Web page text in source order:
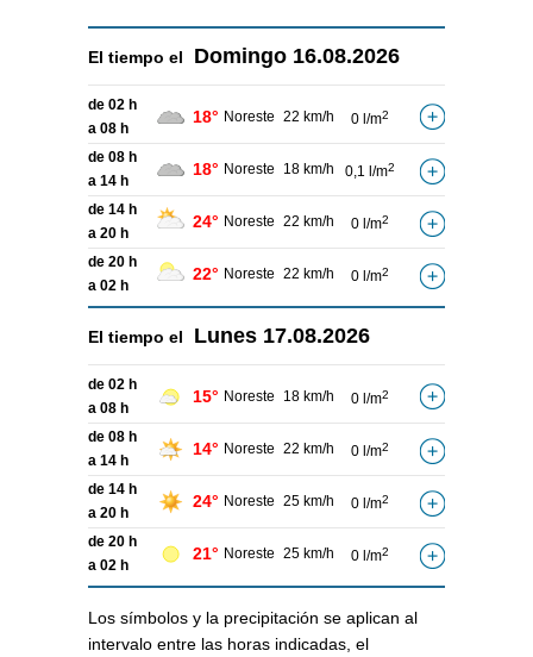
El tiempo el Domingo 16.08.2026
de 02 h
a 08 h
18° Noreste 22 km/h 0 l/m2
de 08 h
a 14 h
18° Noreste 18 km/h 0,1 l/m2
de 14 h
a 20 h
24° Noreste 22 km/h 0 l/m2
de 20 h
a 02 h
22° Noreste 22 km/h 0 l/m2
El tiempo el Lunes 17.08.2026
de 02 h
a 08 h
15° Noreste 18 km/h 0 l/m2
de 08 h
a 14 h
14° Noreste 22 km/h 0 l/m2
de 14 h
a 20 h
24° Noreste 25 km/h 0 l/m2
de 20 h
a 02 h
21° Noreste 25 km/h 0 l/m2
Los símbolos y la precipitación se aplican al
intervalo entre las horas indicadas, el